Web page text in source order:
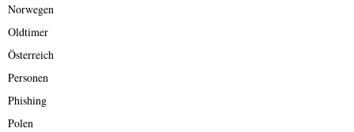
Norwegen
Oldtimer
Österreich
Personen
Phishing
Polen